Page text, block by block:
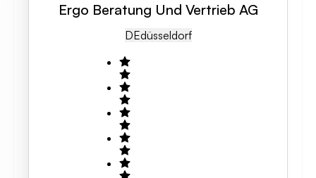
Ergo Beratung Und Vertrieb AG
DEDüsseldorf